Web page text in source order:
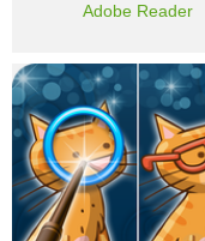
Adobe Reader